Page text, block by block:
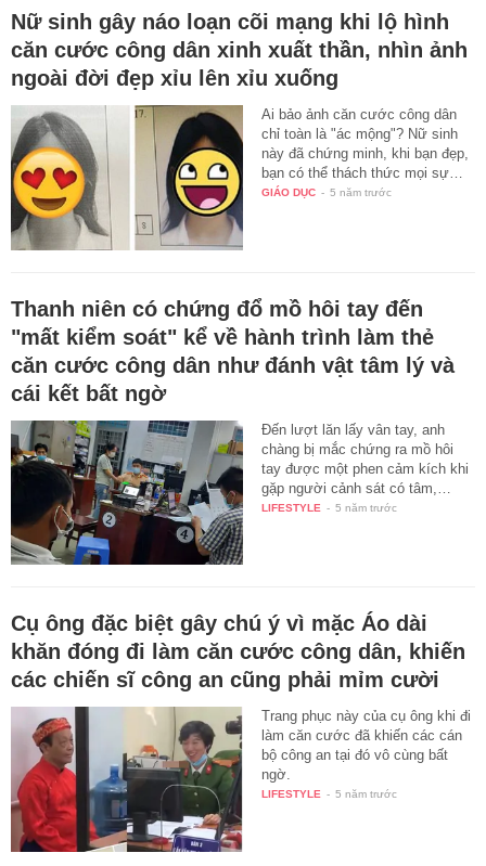
Nữ sinh gây náo loạn cõi mạng khi lộ hình
căn cước công dân xinh xuất thần, nhìn ảnh
ngoài đời đẹp xỉu lên xỉu xuống
Ai bảo ảnh căn cước công dân
chỉ toàn là "ác mộng"? Nữ sinh
này đã chứng minh, khi bạn đẹp,
bạn có thể thách thức mọi sự…
GIÁO DỤC - 5 năm trước
Thanh niên có chứng đổ mồ hôi tay đến
"mất kiểm soát" kể về hành trình làm thẻ
căn cước công dân như đánh vật tâm lý và
cái kết bất ngờ
Đến lượt lăn lấy vân tay, anh
chàng bị mắc chứng ra mồ hôi
tay được một phen cảm kích khi
gặp người cảnh sát có tâm,…
LIFESTYLE - 5 năm trước
Cụ ông đặc biệt gây chú ý vì mặc Áo dài
khăn đóng đi làm căn cước công dân, khiến
các chiến sĩ công an cũng phải mỉm cười
Trang phục này của cụ ông khi đi
làm căn cước đã khiến các cán
bộ công an tại đó vô cùng bất
ngờ.
LIFESTYLE - 5 năm trước